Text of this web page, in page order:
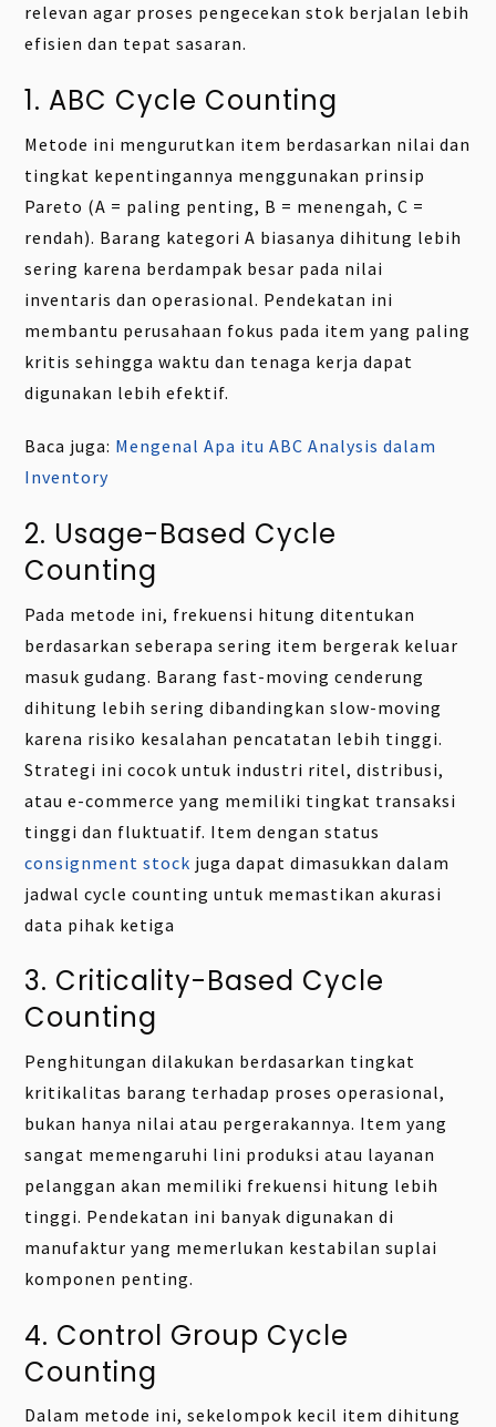
relevan agar proses pengecekan stok berjalan lebih
efisien dan tepat sasaran.
1. ABC Cycle Counting
Metode ini mengurutkan item berdasarkan nilai dan
tingkat kepentingannya menggunakan prinsip
Pareto (A = paling penting, B = menengah, C =
rendah). Barang kategori A biasanya dihitung lebih
sering karena berdampak besar pada nilai
inventaris dan operasional. Pendekatan ini
membantu perusahaan fokus pada item yang paling
kritis sehingga waktu dan tenaga kerja dapat
digunakan lebih efektif.
Baca juga: Mengenal Apa itu ABC Analysis dalam
Inventory
2. Usage-Based Cycle
Counting
Pada metode ini, frekuensi hitung ditentukan
berdasarkan seberapa sering item bergerak keluar
masuk gudang. Barang fast-moving cenderung
dihitung lebih sering dibandingkan slow-moving
karena risiko kesalahan pencatatan lebih tinggi.
Strategi ini cocok untuk industri ritel, distribusi,
atau e-commerce yang memiliki tingkat transaksi
tinggi dan fluktuatif. Item dengan status
consignment stock juga dapat dimasukkan dalam
jadwal cycle counting untuk memastikan akurasi
data pihak ketiga
3. Criticality-Based Cycle
Counting
Penghitungan dilakukan berdasarkan tingkat
kritikalitas barang terhadap proses operasional,
bukan hanya nilai atau pergerakannya. Item yang
sangat memengaruhi lini produksi atau layanan
pelanggan akan memiliki frekuensi hitung lebih
tinggi. Pendekatan ini banyak digunakan di
manufaktur yang memerlukan kestabilan suplai
komponen penting.
4. Control Group Cycle
Counting
Dalam metode ini, sekelompok kecil item dihitung